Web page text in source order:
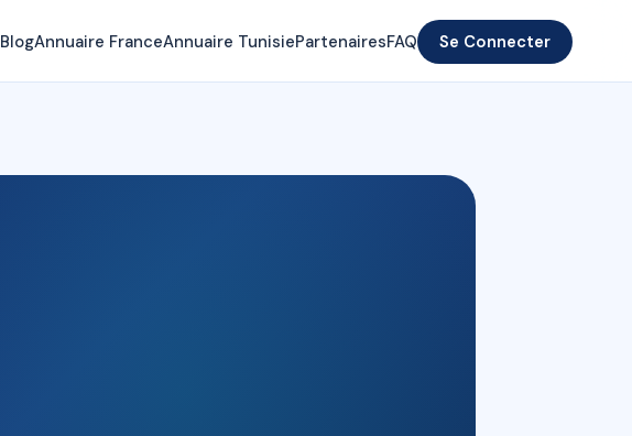
BlogAnnuaire FranceAnnuaire TunisiePartenairesFAQ Se Connecter